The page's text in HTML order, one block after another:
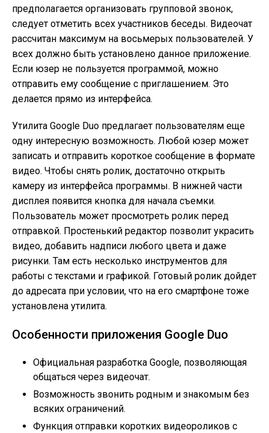
предполагается организовать групповой звонок,
следует отметить всех участников беседы. Видеочат
рассчитан максимум на восьмерых пользователей. У
всех должно быть установлено данное приложение.
Если юзер не пользуется программой, можно
отправить ему сообщение с приглашением. Это
делается прямо из интерфейса.
Утилита Google Duo предлагает пользователям еще
одну интересную возможность. Любой юзер может
записать и отправить короткое сообщение в формате
видео. Чтобы снять ролик, достаточно открыть
камеру из интерфейса программы. В нижней части
дисплея появится кнопка для начала съемки.
Пользователь может просмотреть ролик перед
отправкой. Простенький редактор позволит украсить
видео, добавить надписи любого цвета и даже
рисунки. Там есть несколько инструментов для
работы с текстами и графикой. Готовый ролик дойдет
до адресата при условии, что на его смартфоне тоже
установлена утилита.
Особенности приложения Google Duo
Официальная разработка Google, позволяющая
общаться через видеочат.
Возможность звонить родным и знакомым без
всяких ограничений.
Функция отправки коротких видеороликов с